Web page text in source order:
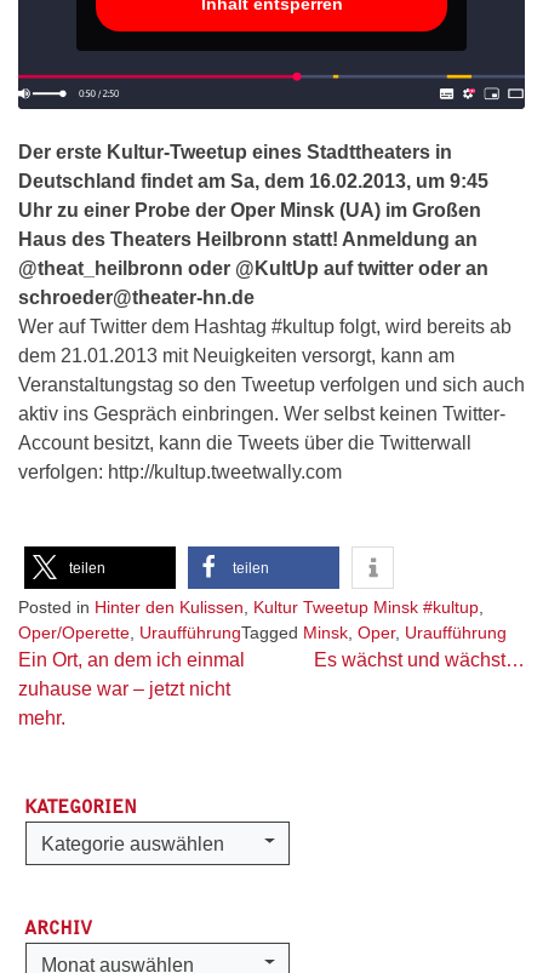
Der erste Kultur-Tweetup eines Stadttheaters in
Deutschland findet am Sa, dem 16.02.2013, um 9:45
Uhr zu einer Probe der Oper Minsk (UA) im Großen
Haus des Theaters Heilbronn statt! Anmeldung an
@theat_heilbronn oder @KultUp auf twitter oder an
schroeder@theater-hn.de
Wer auf Twitter dem Hashtag #kultup folgt, wird bereits ab
dem 21.01.2013 mit Neuigkeiten versorgt, kann am
Veranstaltungstag so den Tweetup verfolgen und sich auch
aktiv ins Gespräch einbringen. Wer selbst keinen Twitter-
Account besitzt, kann die Tweets über die Twitterwall
verfolgen: http://kultup.tweetwally.com
teilen teilen
Posted in Hinter den Kulissen Kultur Tweetup Minsk #kultup
Oper/Operette UraufführungTagged Minsk Oper, Uraufführung
Beitragsnavigation
Ein Ort, an dem ich einmal
zuhause war – jetzt nicht
mehr.
Es wächst und wächst…
KATEGORIEN
Kategorien
Kategorie auswählen
ARCHIV
Archiv
Monat auswählen